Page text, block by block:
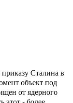
Сталина в
объект под
от ядерного